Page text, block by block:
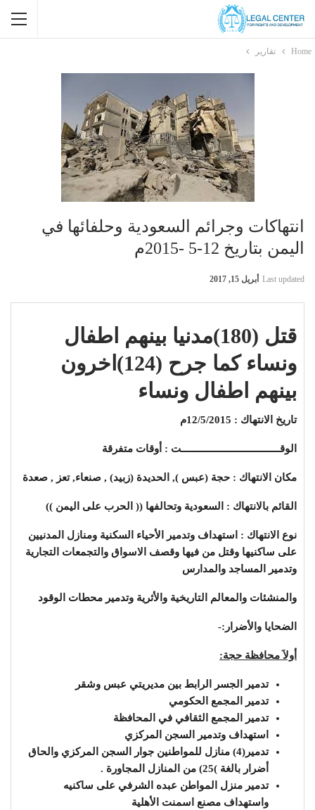
Home تقارير
انتهاكات وجرائم السعودية وحلفائها في
اليمن بتاريخ 12-5 -2015م
Last updated أبريل 15, 2017
قتل (180)مدنيا بينهم اطفال
ونساء كما جرح (124)اخرون
بينهم اطفال ونساء
تاريخ الانتهاك : 12/5/2015م
الوقـــــــــــــــــــــــــــــــــــت : أوقات متفرقة
مكان الانتهاك : حجة (عبس ), الحديدة (زبيد) , صنعاء, تعز , صعدة
القائم بالانتهاك : السعودية وتحالفها (( الحرب على اليمن ))
نوع الانتهاك : استهداف وتدمير الأحياء السكنية ومنازل المدنيين
على ساكنيها وقتل من فيها وقصف الاسواق والتجمعات التجارية
وتدمير المساجد والمدارس
والمنشئات والمعالم التاريخية والأثرية وتدمير محطات الوقود
الضحايا والأضرار:-
أولاَ محافظة حجة:
تدمير الجسر الرابط بين مديريتي عبس وشقر
تدمير المجمع الحكومي
تدمير المجمع الثقافي في المحافظة
استهداف وتدمير السجن المركزي
تدمير(4) منازل للمواطنين جوار السجن المركزي والحاق
أضرار بالغة )25) من المنازل المجاورة .
تدمير منزل المواطن عبده الشرفي على ساكنيه
واستهداف مصنع اسمنت الأهلية